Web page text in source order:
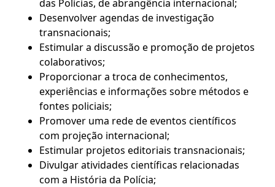
das Polícias, de abrangência internacional;
Desenvolver agendas de investigação
transnacionais;
Estimular a discussão e promoção de projetos
colaborativos;
Proporcionar a troca de conhecimentos,
experiências e informações sobre métodos e
fontes policiais;
Promover uma rede de eventos científicos
com projeção internacional;
Estimular projetos editoriais transnacionais;
Divulgar atividades científicas relacionadas
com a História da Polícia;